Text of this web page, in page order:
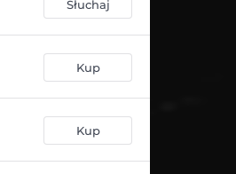
Słuchaj
Kup
Kup